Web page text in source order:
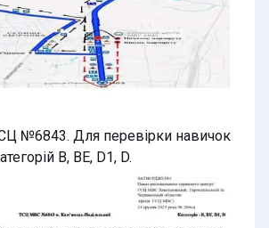
№6843. Для перевірки навичок
B, BE, D1, D.